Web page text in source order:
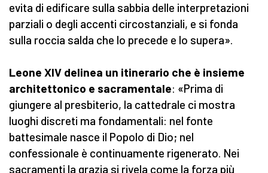
evita di edificare sulla sabbia delle interpretazioni
parziali o degli accenti circostanziali, e si fonda
sulla roccia salda che lo precede e lo supera».
Leone XIV delinea un itinerario che è insieme
architettonico e sacramentale: «Prima di
giungere al presbiterio, la cattedrale ci mostra
luoghi discreti ma fondamentali: nel fonte
battesimale nasce il Popolo di Dio; nel
confessionale è continuamente rigenerato. Nei
sacramenti la grazia si rivela come la forza più